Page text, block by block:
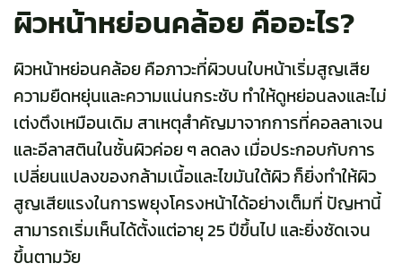
ผิวหน้าหย่อนคล้อย คืออะไร?
ผิวหน้าหย่อนคล้อย คือภาวะที่ผิวบนใบหน้าเริ่มสูญเสีย
ความยืดหยุ่นและความแน่นกระชับ ทำให้ดูหย่อนลงและไม่
เต่งตึงเหมือนเดิม สาเหตุสำคัญมาจากการที่คอลลาเจน
และอีลาสตินในชั้นผิวค่อย ๆ ลดลง เมื่อประกอบกับการ
เปลี่ยนแปลงของกล้ามเนื้อและไขมันใต้ผิว ก็ยิ่งทำให้ผิว
สูญเสียแรงในการพยุงโครงหน้าได้อย่างเต็มที่ ปัญหานี้
สามารถเริ่มเห็นได้ตั้งแต่อายุ 25 ปีขึ้นไป และยิ่งชัดเจน
ขึ้นตามวัย